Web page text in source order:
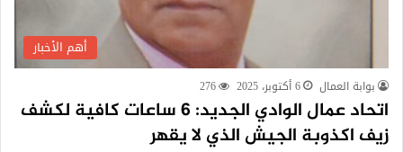
أهم الأخبار
بوابة العمال 6 أكتوبر، 2025 276
اتحاد عمال الوادي الجديد: 6 ساعات كافية لكشف
زيف اكذوبة الجيش الذي لا يقهر